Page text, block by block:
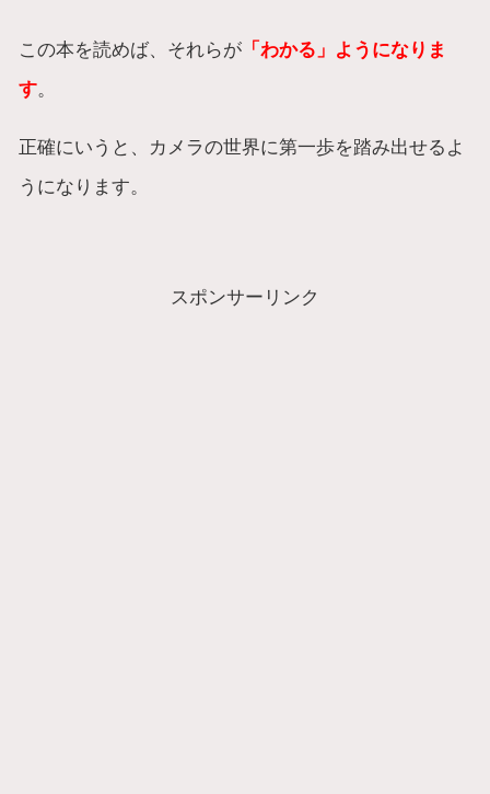
この本を読めば、それらが 「わかる」ようになりま
す。
正確にいうと、カメラの世界に第一歩を踏み出せるよ
うになります。
スポンサーリンク